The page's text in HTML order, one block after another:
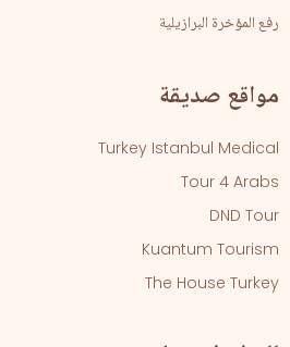
رفع المؤخرة البرازيلية
مواقع صديقة
Turkey Istanbul Medical
Tour 4 Arabs
DND Tour
Kuantum Tourism
The House Turkey